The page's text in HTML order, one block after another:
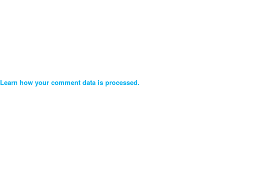
Learn how your comment data is processed.